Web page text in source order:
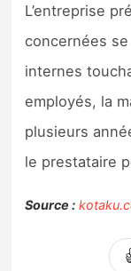
L’entreprise
concernées
internes
employés, la
plusieurs
le prestataire
Source :